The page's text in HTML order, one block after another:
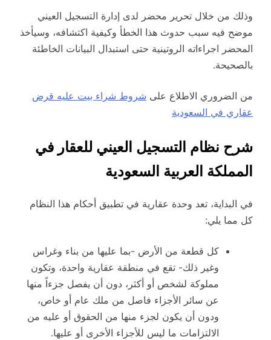
وذلك من خلال تحرير محضر لدى إدارة التسجيل العيني
موضح فيه سبب حدوث هذا الخطأ وكيفية اكتشافه، وسيأخذ
المحضر اجراءاته الروتينية حتى استبدال البيانات الخاطئة
بالصحيحة.
من الضروري الاطلاع على شروط شراء بيت عليه قرض
عقاري في السعودية
شرح نظام التسجيل العيني للعقار في
المملكة العربية السعودية
في البداية، تعد وحدة عقارية في تطبيق أحكام هذا النظام
كل مما يلي:
كل قطعة من الأرض -بما عليها من بناء وغراس
وغير ذلك- تقع في منطقة عقارية واحدة، وتكون
مملوكة لشخص أو أكثر، دون أن يفصل جزءاً منها
عن سائر الأجزاء فاصل من ملك عام أو خاص،
ودون أن يكون لجزء منها من الحقوق أو عليه من
الالتزامات ما ليس للأجزاء الأخرى أو عليها.